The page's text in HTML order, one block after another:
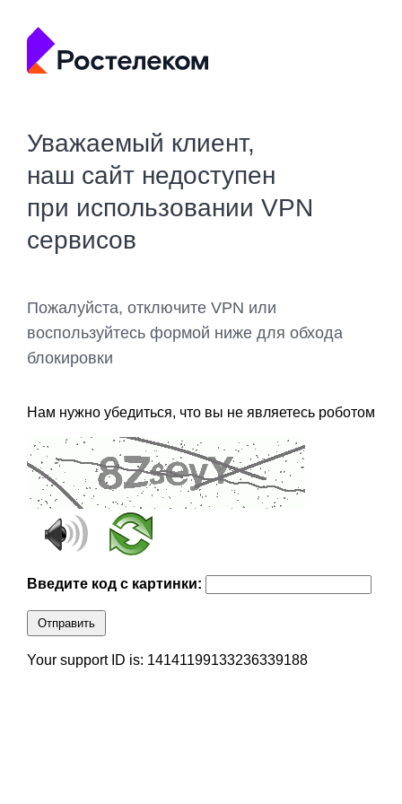
Уважаемый клиент,
наш сайт недоступен
при использовании VPN
сервисов
Пожалуйста, отключите VPN или
воспользуйтесь формой ниже для обхода
блокировки
Нам нужно убедиться, что вы не являетесь роботом
Введите код с картинки:
Отправить
Your support ID is: 14141199133236339188